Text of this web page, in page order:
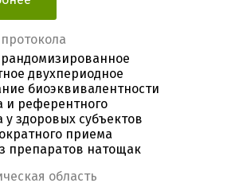
двухпериодное
биоэквивалентности
и референтного
у здоровых субъектов
приема
препаратов натощак
область